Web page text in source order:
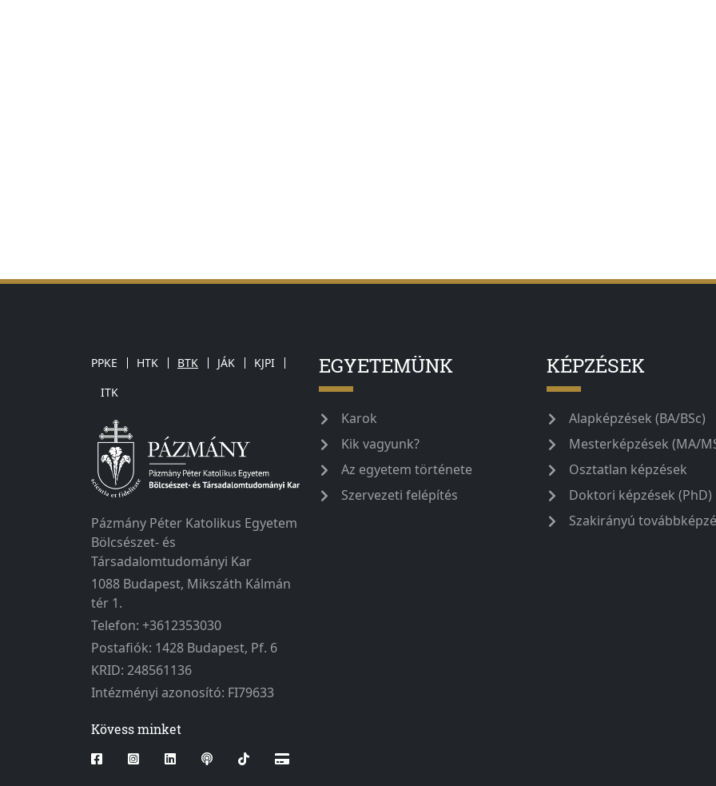
PPKE HTK BTK JÁK
KJPI
ITK
Pázmány Péter Katolikus Egyetem
Bölcsészet- és
Társadalomtudományi Kar
1088 Budapest, Mikszáth Kálmán
tér 1.
Telefon: +3612353030
Postafiók: 1428 Budapest, Pf. 6
KRID: 248561136
Intézményi azonosító: FI79633
Kövess minket
EGYETEMÜNK
Karok
Kik vagyunk?
Az egyetem története
Szervezeti felépítés
KÉPZÉSEK
Alapképzések (BA/BSc)
Mesterképzések (MA/
Osztatlan képzések
Doktori képzések (PhD)
Szakirányú